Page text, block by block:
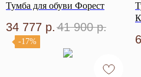
Тумба для обуви Форест
34 777 р. 41 900 р.
-17%